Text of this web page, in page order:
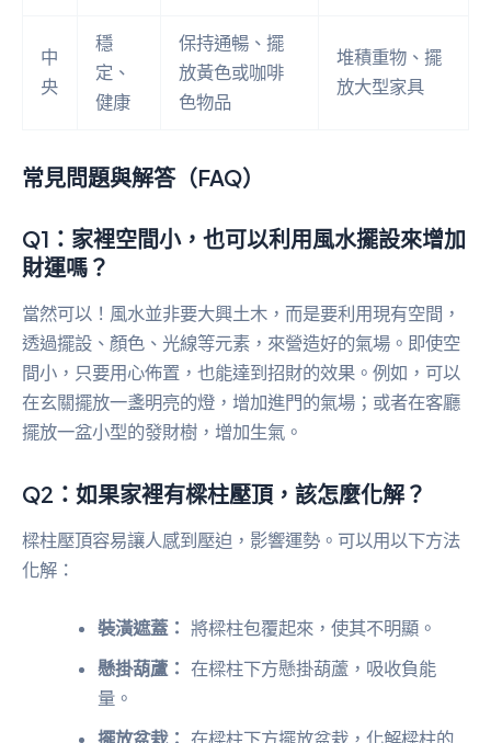
中
央
穩
定、
健康
保持通暢、擺
放黃色或咖啡
色物品
堆積重物、擺
放大型家具
常見問題與解答（FAQ）
Q1：家裡空間小，也可以利用風水擺設來增加
財運嗎？
當然可以！風水並非要大興土木，而是要利用現有空間，
透過擺設、顏色、光線等元素，來營造好的氣場。即使空
間小，只要用心佈置，也能達到招財的效果。例如，可以
在玄關擺放一盞明亮的燈，增加進門的氣場；或者在客廳
擺放一盆小型的發財樹，增加生氣。
Q2：如果家裡有樑柱壓頂，該怎麼化解？
樑柱壓頂容易讓人感到壓迫，影響運勢。可以用以下方法
化解：
裝潢遮蓋： 將樑柱包覆起來，使其不明顯。
懸掛葫蘆： 在樑柱下方懸掛葫蘆，吸收負能
量。
擺放盆栽： 在樑柱下方擺放盆栽，化解樑柱的